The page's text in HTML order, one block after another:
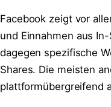
Facebook zeigt vor
und Einnahmen aus
dagegen spezifische
Shares. Die meisten
plattformübergreifend